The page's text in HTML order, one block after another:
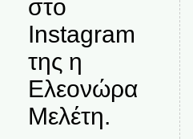
στο
Instagram
της η
Ελεονώρα
Μελέτη.